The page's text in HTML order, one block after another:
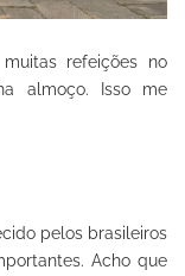
refeições no
almoço. Isso me
pelos brasileiros
Acho que